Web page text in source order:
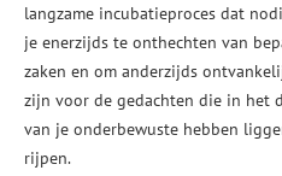
langzame incubatieproces dat
je enerzijds te onthechten van
zaken en om anderzijds
zijn voor de gedachten die in het
van je onderbewuste hebben
rijpen.